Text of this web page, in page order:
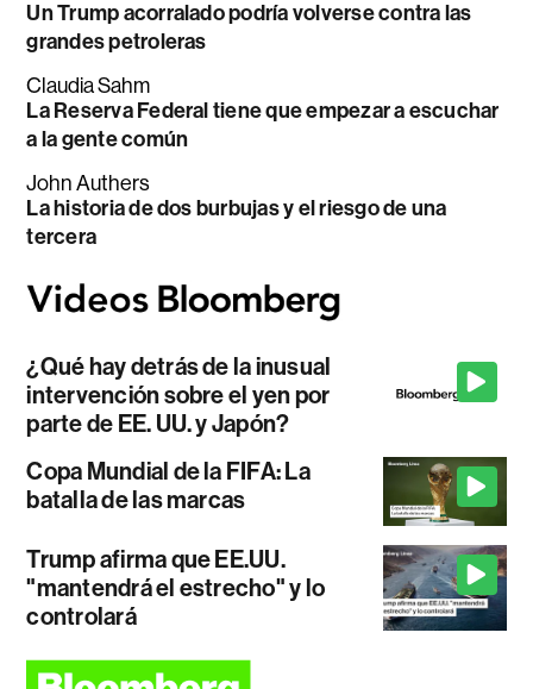
Un Trump acorralado podría volverse contra las
grandes petroleras
Claudia Sahm
La Reserva Federal tiene que empezar a escuchar
a la gente común
John Authers
La historia de dos burbujas y el riesgo de una
tercera
¿Qué hay detrás de la inusual
intervención sobre el yen por
parte de EE. UU. y Japón?
Copa Mundial de la FIFA: La
batalla de las marcas
Trump afirma que EE.UU.
"mantendrá el estrecho" y lo
controlará